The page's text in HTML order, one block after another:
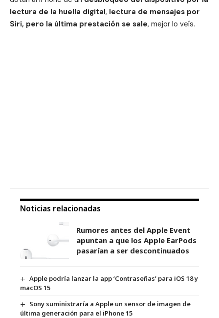
lectura de la huella digital, lectura de mensajes por
Siri, pero la última prestación se sale, mejor lo veís.
Noticias relacionadas
Rumores antes del Apple Event
apuntan a que los Apple EarPods
pasarían a ser descontinuados
Apple podría lanzar la app ‘Contraseñas’ para iOS 18 y
macOS 15
Sony suministraría a Apple un sensor de imagen de
última generación para el iPhone 15